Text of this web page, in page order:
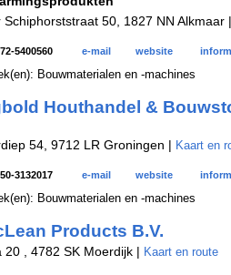
Schiphorststraat 50, 1827 NN Alkmaar
5400560 e-mail website
Bouwmaterialen en -machines
Houthandel &
54, 9712 LR Groningen | Kaart en
3132017 e-mail website
Bouwmaterialen en -machines
Products B.V.
20 , 4782 SK Moerdijk | Kaart en route